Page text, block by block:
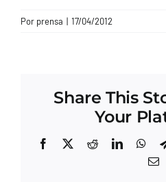
Por prensa | 17/04/2012
Share This
Your
Facebook
X RedditLinkedIn